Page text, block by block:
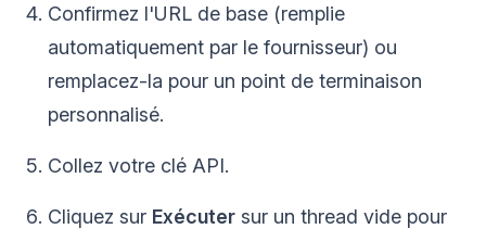
Confirmez l'URL de base (remplie
automatiquement par le fournisseur) ou
remplacez-la pour un point de terminaison
personnalisé.
Collez votre clé API.
Cliquez sur Exécuter sur un thread vide pour